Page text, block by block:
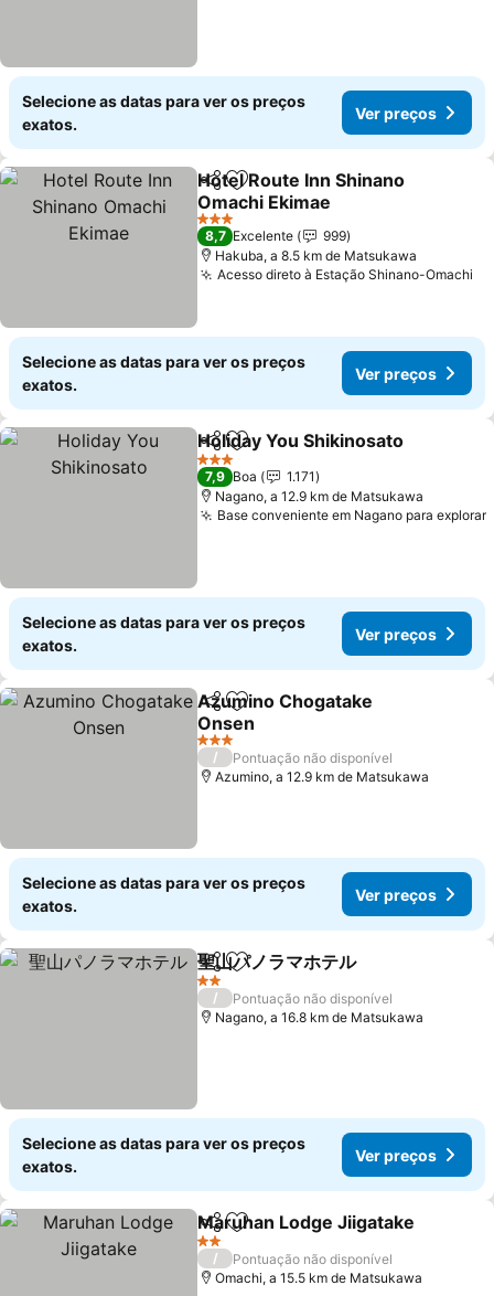
Selecione as datas para ver os preços
exatos.
Ver preços
PartilharAdicionar aos favoritos
Hotel Route Inn Shinano
Omachi Ekimae
Ver preços
3 Estrelas
8,7 Excelente
999
Hakuba, a 8.5 km de Matsukawa
Acesso direto à Estação Shinano-Omachi
Selecione as datas para ver os preços
exatos.
Ver preços
PartilharAdicionar aos favoritos
Holiday You Shikinosato
3 Estrelas
7,9 Boa
1.171
Nagano, a 12.9 km de Matsukawa
Base conveniente em Nagano para explorar
Selecione as datas para ver os preços
exatos.
Ver preços
PartilharAdicionar aos favoritos
Azumino Chogatake
Onsen
Ver preços
3 Estrelas
/
Pontuação não disponível
Azumino, a 12.9 km de Matsukawa
Selecione as datas para ver os preços
exatos.
Ver preços
PartilharAdicionar aos favoritos
聖山パノラマホテル
2 Estrelas
/
Pontuação não disponível
Nagano, a 16.8 km de Matsukawa
Selecione as datas para ver os preços
exatos.
Ver preços
PartilharAdicionar aos favoritos
Maruhan Lodge Jiigatake
2 Estrelas
/
Pontuação não disponível
Omachi, a 15.5 km de Matsukawa